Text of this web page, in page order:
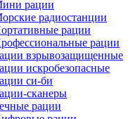
рации
радиостанции
рации
рации
взрывозащищенные
искробезопасные
си-би
сканеры
рации